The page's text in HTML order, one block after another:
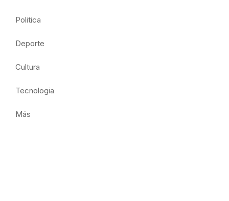
Politica
Deporte
Cultura
Tecnologia
Más